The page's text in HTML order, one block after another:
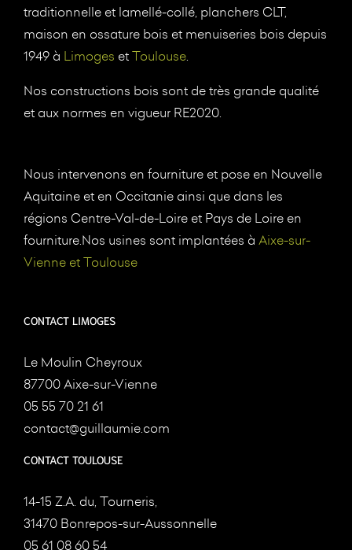
traditionnelle et lamellé-collé, planchers CLT,
maison en ossature bois et menuiseries bois depuis
1949 à Limoges etToulouse.
Nos constructions bois sont de très grande qualité
et aux normes en vigueur RE2020.
Nous intervenons en fourniture et pose en Nouvelle
Aquitaine et en Occitanie ainsi que dans les
régions Centre-Val-de-Loire et Pays de Loire en
fourniture.Nos usines sont implantées à Aixe-sur-
Vienne et Toulouse
CONTACT LIMOGES
Le Moulin Cheyroux
87700 Aixe-sur-Vienne
05 55 70 21 61
contact@guillaumie.com
CONTACT TOULOUSE
14-15 Z.A. du, Tourneris,
31470 Bonrepos-sur-Aussonnelle
05 61 08 60 54